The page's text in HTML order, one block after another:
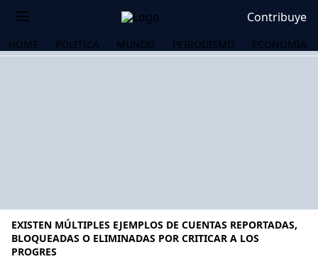
Contribuye
HOME POLÍTICA MUNDO PERIODISMO ECONOMÍA
EXISTEN MÚLTIPLES EJEMPLOS DE CUENTAS REPORTADAS,
BLOQUEADAS O ELIMINADAS POR CRITICAR A LOS
PROGRES